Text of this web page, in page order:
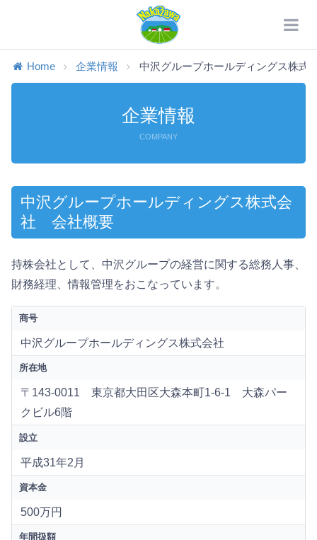
Home 企業情報 中沢グループホールディングス株
企業情報
COMPANY
中沢グループホールディングス株式会
社 会社概要
持株会社として、中沢グループの経営に関する総務人事、
財務経理、情報管理をおこなっています。
商号
中沢グループホールディングス株式会社
所在地
〒143-0011 東京都大田区大森本町1-6-1 大森パー
クビル6階
設立
平成31年2月
資本金
500万円
年間扱額